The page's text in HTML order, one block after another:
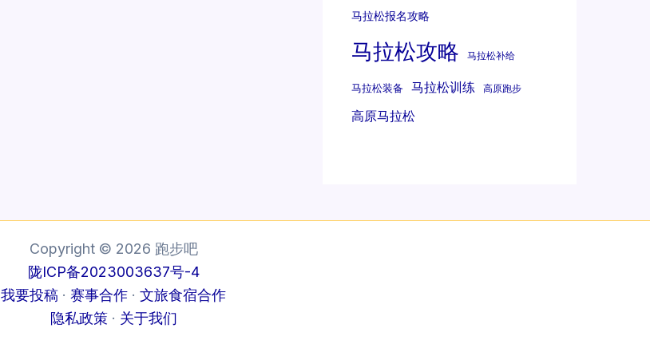
马拉松报名攻略
马拉松攻略 马拉松补给
马拉松装备 马拉松训练 高原跑步
高原马拉松
Copyright © 2026 跑步吧
陇ICP备2023003637号-4
我要投稿 · 赛事合作 · 文旅食宿合作
隐私政策· 关于我们